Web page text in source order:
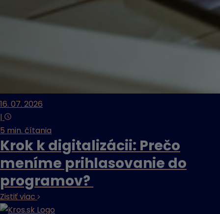
16. 07. 2026
|
5 min. čítania
Krok k digitalizácii: Prečo
meníme prihlasovanie do
programov?
Zistiť viac